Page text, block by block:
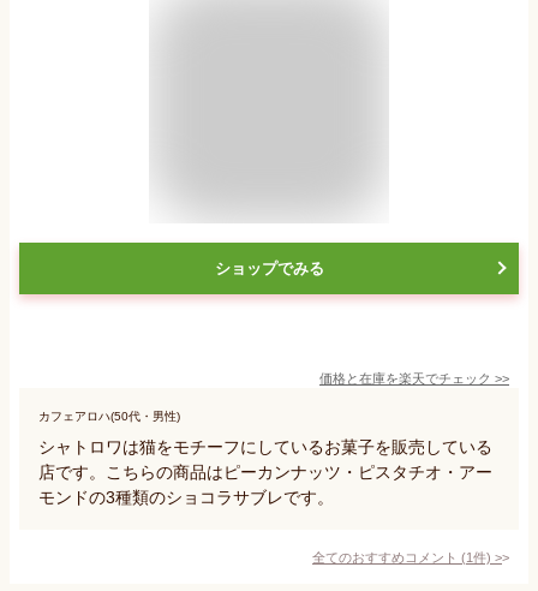
ショップでみる
価格と在庫を楽天でチェック >>
カフェアロハ(50代・男性)
シャトロワは猫をモチーフにしているお菓子を販売している
店です。こちらの商品はピーカンナッツ・ピスタチオ・アー
モンドの3種類のショコラサブレです。
全てのおすすめコメント (1件) >